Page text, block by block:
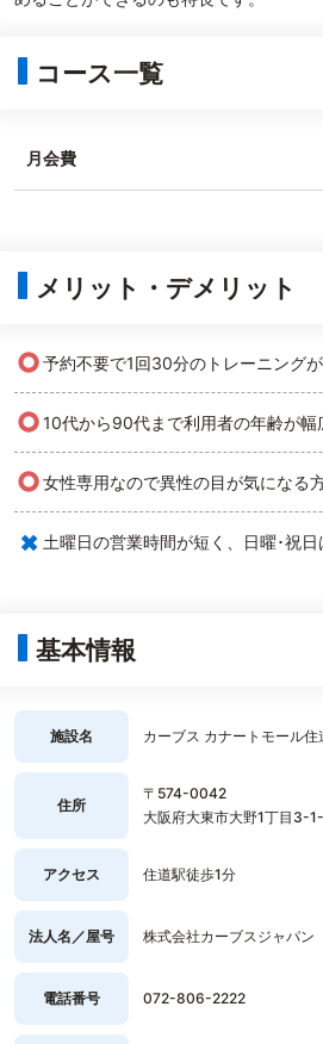
コース一覧
月会費
メリット・デメリット
○予約不要で1回30分のトレーニング
○10代から90代まで利用者の年齢が幅
○女性専用なので異性の目が気になる
× 土曜日の営業時間が短く、日曜･祝日
基本情報
施設名 カーブス カナートモール住
住所
〒574-0042
大阪府大東市大野1丁目3-
アクセス 住道駅徒歩1分
法人名／屋号 株式会社カーブスジャパン
電話番号 072-806-2222